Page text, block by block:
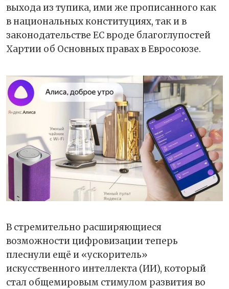
выхода из тупика, ими же прописанного как
в национальных конституциях, так и в
законодательстве ЕС вроде благоглупостей
Хартии об Основных правах в Евросоюзе.
В стремительно расширяющиеся
возможности цифровизации теперь
плеснули ещё и «ускоритель»
искусственного интеллекта (ИИ), который
стал общемировым стимулом развития во